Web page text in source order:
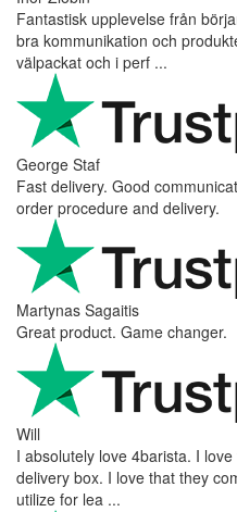
Fantastisk upplevelse från
bra kommunikation och
välpackat och i perf ...
George Staf
Fast delivery. Good
order procedure and delivery.
Martynas Sagaitis
Great product. Game changer.
Will
I absolutely love 4barista. I
delivery box. I love that they
utilize for lea ...